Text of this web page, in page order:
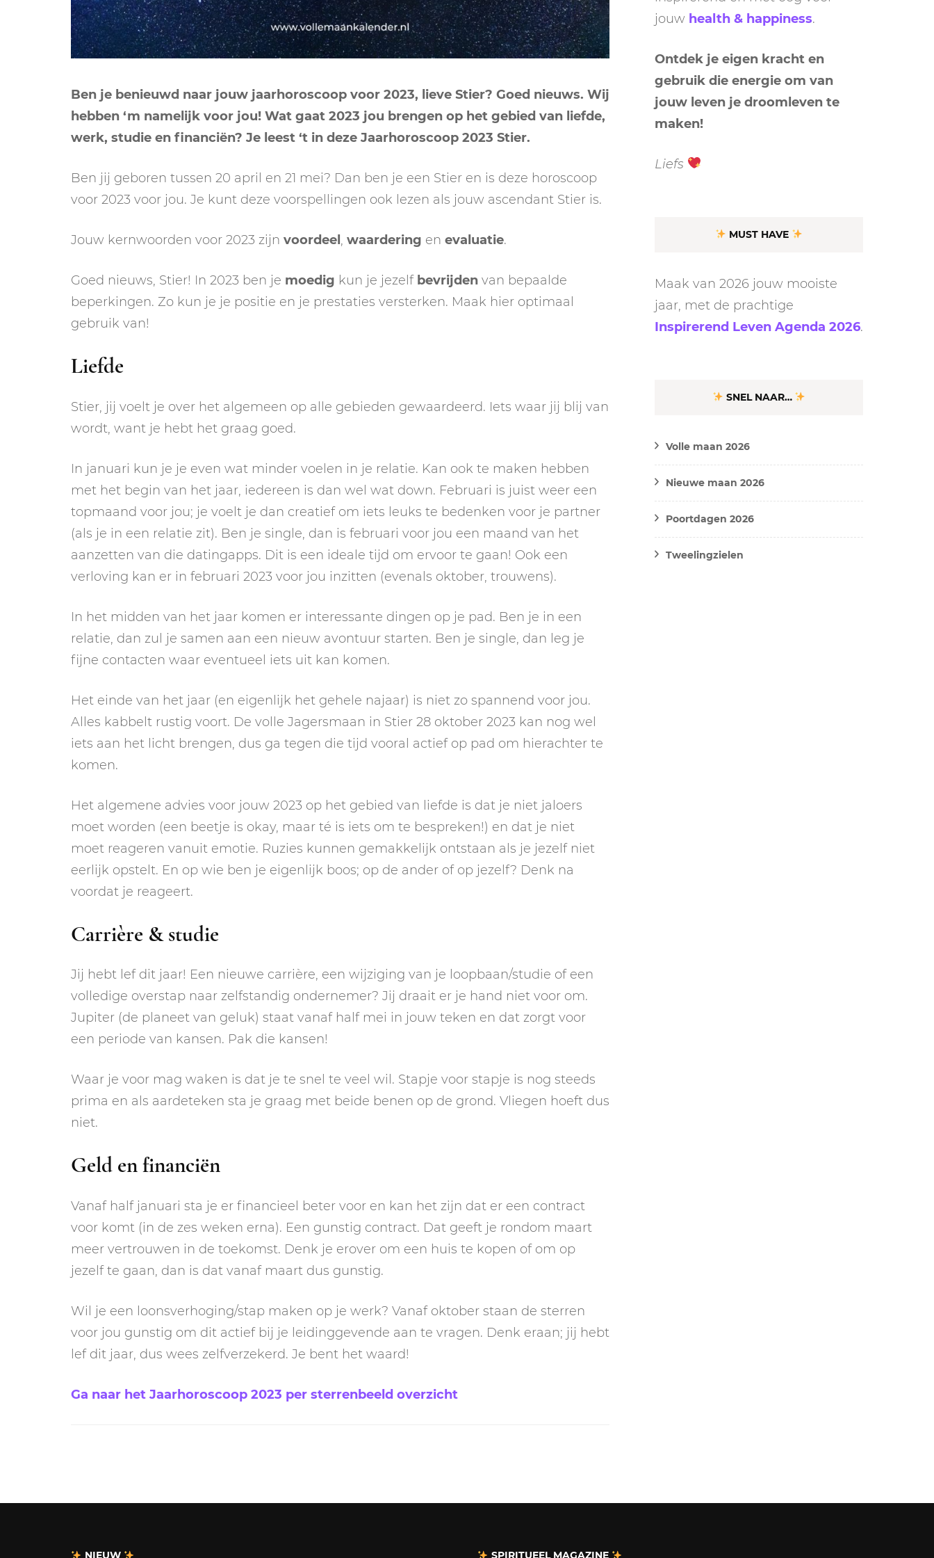
NEGENDE HUIS
TIENDE HUIS
ELFDE HUIS
TWAALFDE HUIS
NEPTUNUS
PLUTO
MAAN
ORAKEL
RITUELEN
RITUELEN
VOLLE MAAN RITUELEN
RETROGRADE RITUEEL
SPIRIT ANIMALS
TAROT
TAROT TECHNIEKEN
Ben je benieuwd naar jouw jaarhoroscoop voor 2023, lieve Stier? Goed nieuws. Wij
hebben ‘m namelijk voor jou! Wat gaat 2023 jou brengen op het gebied van liefde,
werk, studie en financiën? Je leest ‘t in deze Jaarhoroscoop 2023 Stier.
Ben jij geboren tussen 20 april en 21 mei? Dan ben je een Stier en is deze horoscoop
voor 2023 voor jou. Je kunt deze voorspellingen ook lezen als jouw ascendant Stier is.
Jouw kernwoorden voor 2023 zijn voordeel , waardering en evaluatie.
Goed nieuws, Stier! In 2023 ben je moedig kun je jezelf bevrijden van bepaalde
beperkingen. Zo kun je je positie en je prestaties versterken. Maak hier optimaal
gebruik van!
Liefde
Stier, jij voelt je over het algemeen op alle gebieden gewaardeerd. Iets waar jij blij van
wordt, want je hebt het graag goed.
In januari kun je je even wat minder voelen in je relatie. Kan ook te maken hebben
met het begin van het jaar, iedereen is dan wel wat down. Februari is juist weer een
topmaand voor jou; je voelt je dan creatief om iets leuks te bedenken voor je partner
(als je in een relatie zit). Ben je single, dan is februari voor jou een maand van het
aanzetten van die datingapps. Dit is een ideale tijd om ervoor te gaan! Ook een
verloving kan er in februari 2023 voor jou inzitten (evenals oktober, trouwens).
In het midden van het jaar komen er interessante dingen op je pad. Ben je in een
relatie, dan zul je samen aan een nieuw avontuur starten. Ben je single, dan leg je
fijne contacten waar eventueel iets uit kan komen.
Het einde van het jaar (en eigenlijk het gehele najaar) is niet zo spannend voor jou.
Alles kabbelt rustig voort. De volle Jagersmaan in Stier 28 oktober 2023 kan nog wel
iets aan het licht brengen, dus ga tegen die tijd vooral actief op pad om hierachter te
komen.
Het algemene advies voor jouw 2023 op het gebied van liefde is dat je niet jaloers
moet worden (een beetje is okay, maar té is iets om te bespreken!) en dat je niet
moet reageren vanuit emotie. Ruzies kunnen gemakkelijk ontstaan als je jezelf niet
eerlijk opstelt. En op wie ben je eigenlijk boos; op de ander of op jezelf? Denk na
voordat je reageert.
Carrière & studie
Jij hebt lef dit jaar! Een nieuwe carrière, een wijziging van je loopbaan/studie of een
volledige overstap naar zelfstandig ondernemer? Jij draait er je hand niet voor om.
Jupiter (de planeet van geluk) staat vanaf half mei in jouw teken en dat zorgt voor
een periode van kansen. Pak die kansen!
Waar je voor mag waken is dat je te snel te veel wil. Stapje voor stapje is nog steeds
prima en als aardeteken sta je graag met beide benen op de grond. Vliegen hoeft dus
niet.
Geld en financiën
Vanaf half januari sta je er financieel beter voor en kan het zijn dat er een contract
voor komt (in de zes weken erna). Een gunstig contract. Dat geeft je rondom maart
meer vertrouwen in de toekomst. Denk je erover om een huis te kopen of om op
jezelf te gaan, dan is dat vanaf maart dus gunstig.
Wil je een loonsverhoging/stap maken op je werk? Vanaf oktober staan de sterren
voor jou gunstig om dit actief bij je leidinggevende aan te vragen. Denk eraan; jij hebt
lef dit jaar, dus wees zelfverzekerd. Je bent het waard!
Ga naar het Jaarhoroscoop 2023 per sterrenbeeld overzicht
jouw health & happiness.
Ontdek je eigen kracht en
gebruik die energie om van
jouw leven je droomleven te
maken!
Liefs
MUST HAVE
Maak van 2026 jouw mooiste
jaar, met de prachtige
Inspirerend Leven Agenda 2026.
SNEL NAAR…
Volle maan 2026
Nieuwe maan 2026
Poortdagen 2026
Tweelingzielen
NIEUW SPIRITUEEL MAGAZINE